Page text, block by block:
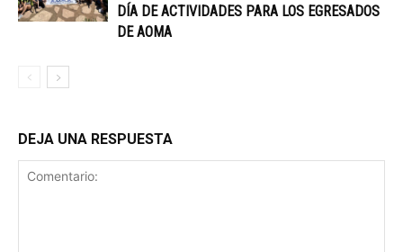
DÍA DE ACTIVIDADES PARA LOS EGRESADOS
DE AOMA
DEJA UNA RESPUESTA